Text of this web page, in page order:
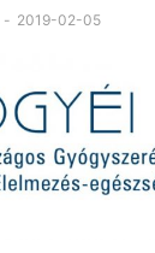
- 2019-02-05